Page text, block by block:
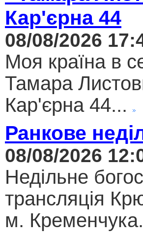
Кар'єрна 44
08/08/2026
Моя країна в
Тамара
Кар'єрна 44...
Ранкове
08/08/2026
Недільне
трансляція
м.